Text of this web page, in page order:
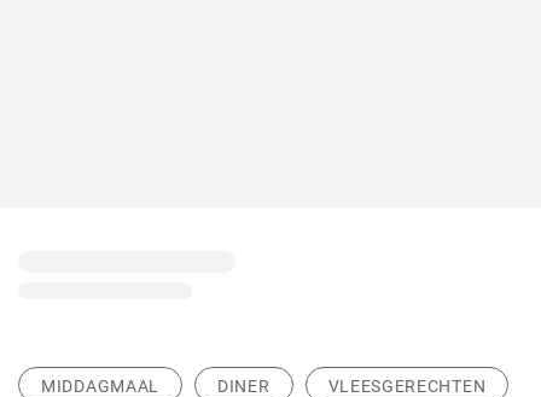
MIDDAGMAAL DINER VLEESGERECHTEN